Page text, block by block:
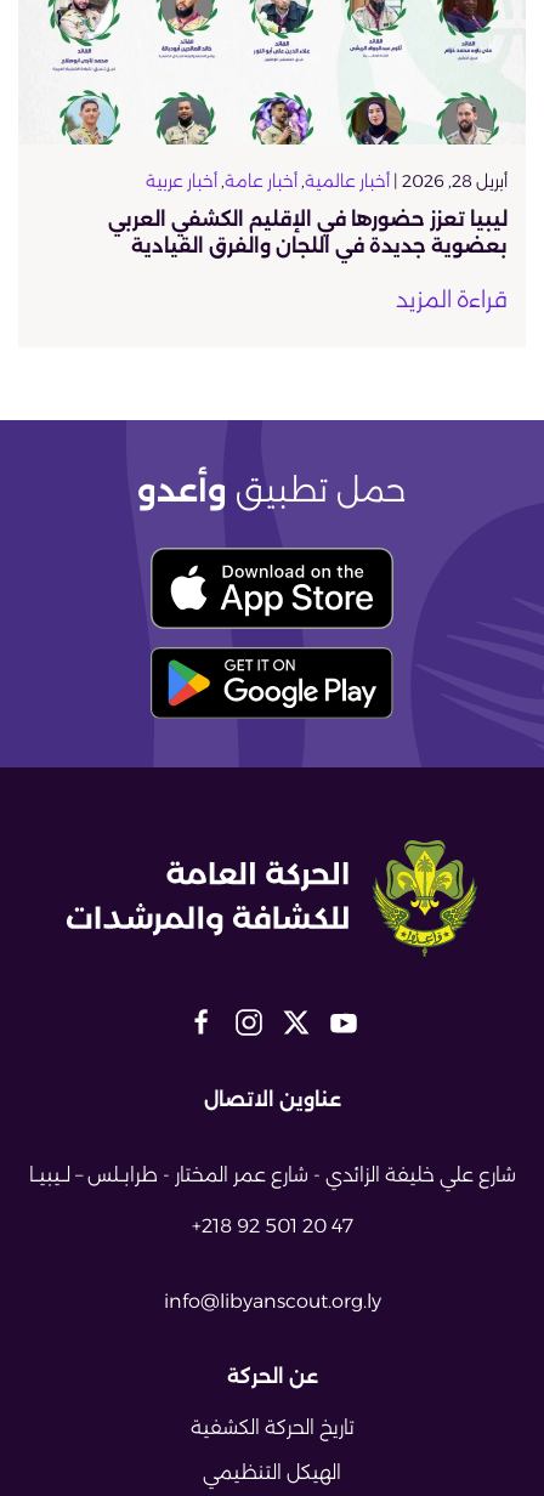
أبريل 28, 2026 | أخبار عالمية,أخبار عامة,أخبار عربية
ليبيا تعزز حضورها في الإقليم الكشفي العربي
بعضوية جديدة في اللجان والفرق القيادية
قراءة المزيد
حمل تطبيق وأعدو
عناوين الاتصال
شارع علي خليفة الزائدي - شارع عمر المختار - طرابــلس – لــيبيــا
+218 92 501 20 47
info@libyanscout.org.ly
عن الحركة
تاريخ الحركة الكشفية
الهيكل التنظيمي